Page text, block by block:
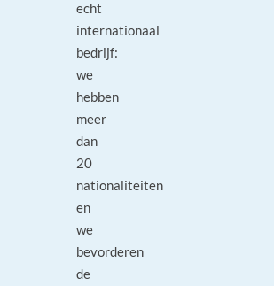
echt
internationaal
bedrijf:
we
hebben
meer
dan
20
nationaliteiten
en
we
bevorderen
de